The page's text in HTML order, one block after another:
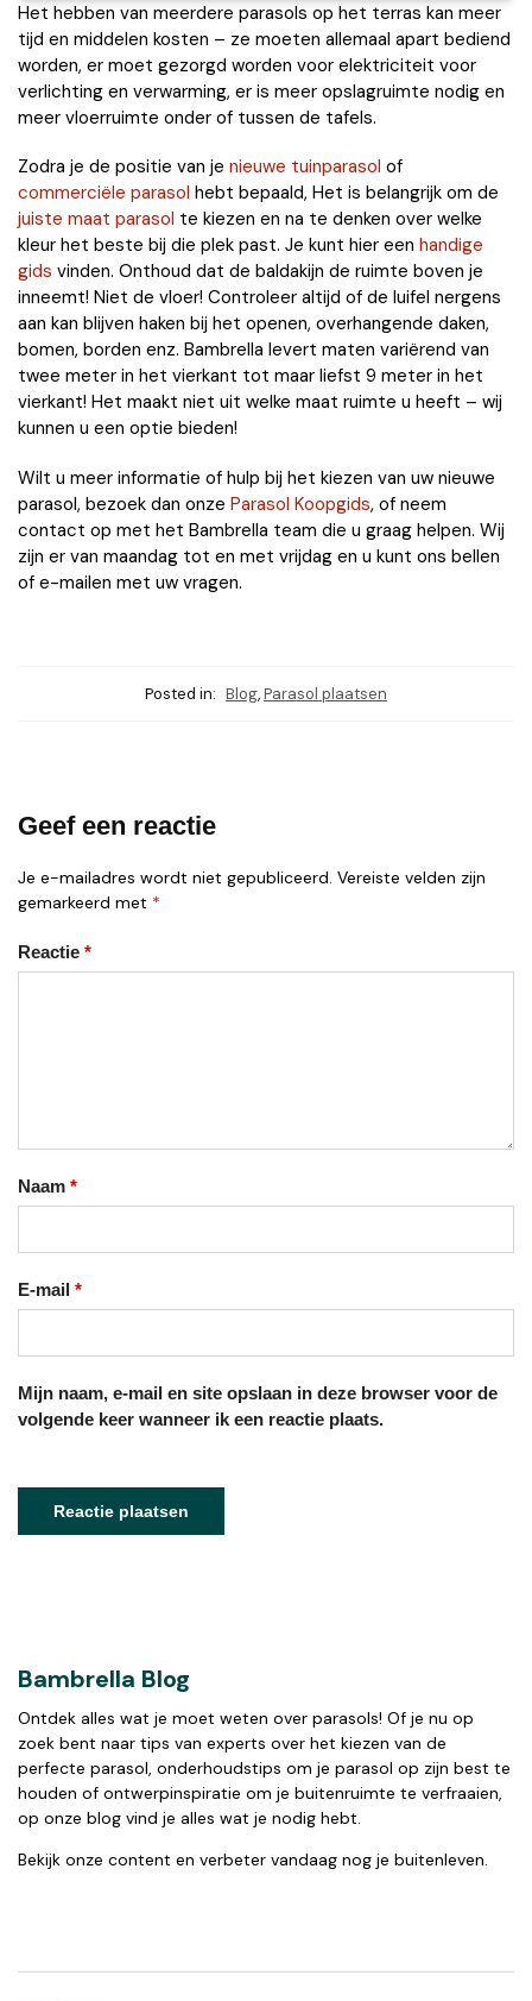
Het hebben van meerdere parasols op het terras kan meer
tijd en middelen kosten – ze moeten allemaal apart bediend
worden, er moet gezorgd worden voor elektriciteit voor
verlichting en verwarming, er is meer opslagruimte nodig en
meer vloerruimte onder of tussen de tafels.
Zodra je de positie van je nieuwe tuinparasol of
commerciële parasol hebt bepaald, Het is belangrijk om de
juiste maat parasol te kiezen en na te denken over welke
kleur het beste bij die plek past. Je kunt hier een handige
gids vinden. Onthoud dat de baldakijn de ruimte boven je
inneemt! Niet de vloer! Controleer altijd of de luifel nergens
aan kan blijven haken bij het openen, overhangende daken,
bomen, borden enz. Bambrella levert maten variërend van
twee meter in het vierkant tot maar liefst 9 meter in het
vierkant! Het maakt niet uit welke maat ruimte u heeft – wij
kunnen u een optie bieden!
Wilt u meer informatie of hulp bij het kiezen van uw nieuwe
parasol, bezoek dan onze Parasol Koopgids, of neem
contact op met het Bambrella team die u graag helpen. Wij
zijn er van maandag tot en met vrijdag en u kunt ons bellen
of e-mailen met uw vragen.
Posted in: Blog,Parasol plaatsen
Geef een reactie
Je e-mailadres wordt niet gepubliceerd. Vereiste velden zijn
gemarkeerd met *
Reactie *
Naam *
E-mail *
Mijn naam, e-mail en site opslaan in deze browser voor de
volgende keer wanneer ik een reactie plaats.
Bambrella Blog
Ontdek alles wat je moet weten over parasols! Of je nu op
zoek bent naar tips van experts over het kiezen van de
perfecte parasol, onderhoudstips om je parasol op zijn best te
houden of ontwerpinspiratie om je buitenruimte te verfraaien,
op onze blog vind je alles wat je nodig hebt.
Bekijk onze content en verbeter vandaag nog je buitenleven.